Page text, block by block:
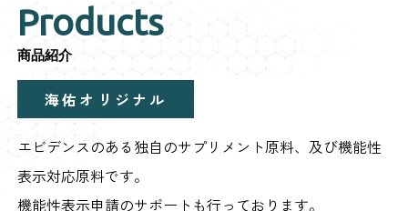
Products
商品紹介
海佑オリジナル
エビデンスのある独自のサプリメント原料、及び機能性
表示対応原料です。
機能性表示申請のサポートも行っております。